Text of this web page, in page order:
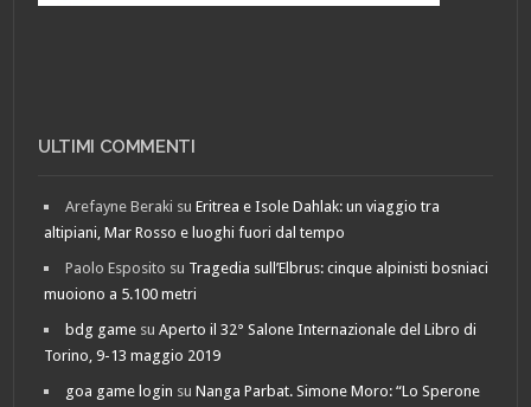
ULTIMI COMMENTI
Arefayne Beraki suEritrea e Isole Dahlak: un viaggio tra
altipiani, Mar Rosso e luoghi fuori dal tempo
Paolo Esposito su Tragedia sull’Elbrus: cinque alpinisti bosniaci
muoiono a 5.100 metri
bdg game suAperto il 32° Salone Internazionale del Libro di
Torino, 9-13 maggio 2019
goa game login suNanga Parbat. Simone Moro: “Lo Sperone